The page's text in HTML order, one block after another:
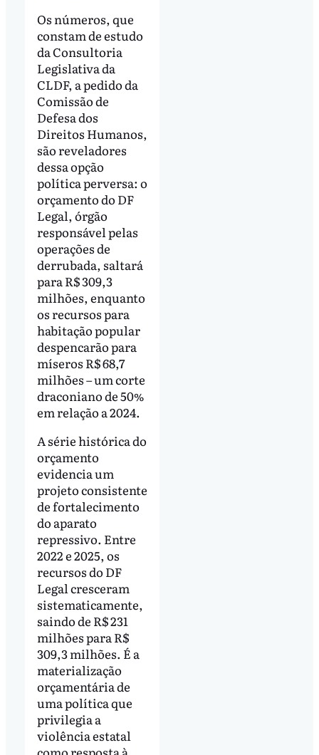
Os números, que
constam de estudo
da Consultoria
Legislativa da
CLDF, a pedido da
Comissão de
Defesa dos
Direitos Humanos,
são reveladores
dessa opção
política perversa: o
orçamento do DF
Legal, órgão
responsável pelas
operações de
derrubada, saltará
para R$ 309,3
milhões, enquanto
os recursos para
habitação popular
despencarão para
míseros R$ 68,7
milhões – um corte
draconiano de 50%
em relação a 2024.
A série histórica do
orçamento
evidencia um
projeto consistente
de fortalecimento
do aparato
repressivo. Entre
2022 e 2025, os
recursos do DF
Legal cresceram
sistematicamente,
saindo de R$ 231
milhões para R$
309,3 milhões. É a
materialização
orçamentária de
uma política que
privilegia a
violência estatal